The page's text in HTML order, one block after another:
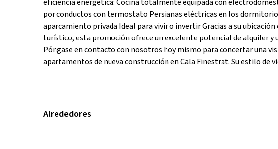
eficiencia energética: Cocina totalmente equipada con
por conductos con termostato Persianas eléctricas en los
aparcamiento privada Ideal para vivir o invertir Gracias a su
turístico, esta promoción ofrece un excelente potencial de alquiler y
Póngase en contacto con nosotros hoy mismo para concertar una
apartamentos de nueva construcción en Cala Finestrat. Su estilo de
Alrededores